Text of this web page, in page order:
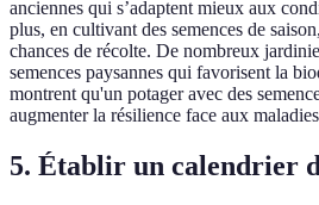
anciennes qui s’adaptent mieux aux
plus, en cultivant des semences de
chances de récolte. De nombreux
semences paysannes qui favorisent la
montrent qu'un potager avec des
augmenter la résilience face aux
5. Établir un calendrier